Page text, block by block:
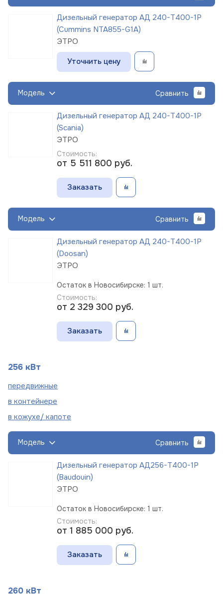
Дизельный генератор АД 240-Т400-1Р
(Cummins NTA855-G1A)
ЭТРО
Уточнить цену
Модель Сравнить
Дизельный генератор АД 240-Т400-1Р
(Scania)
ЭТРО
Стоимость:
от 5 511 800 руб.
Заказать
Модель Сравнить
Дизельный генератор АД 240-Т400-1Р
(Doosan)
ЭТРО
Остаток в Новосибирске: 1 шт.
Стоимость:
от 2 329 300 руб.
Заказать
256 кВт
передвижные
в контейнере
в кожухе/ капоте
Модель Сравнить
Дизельный генератор АД256-Т400-1Р
(Baudouin)
ЭТРО
Остаток в Новосибирске: 1 шт.
Стоимость:
от 1 885 000 руб.
Заказать
260 кВт